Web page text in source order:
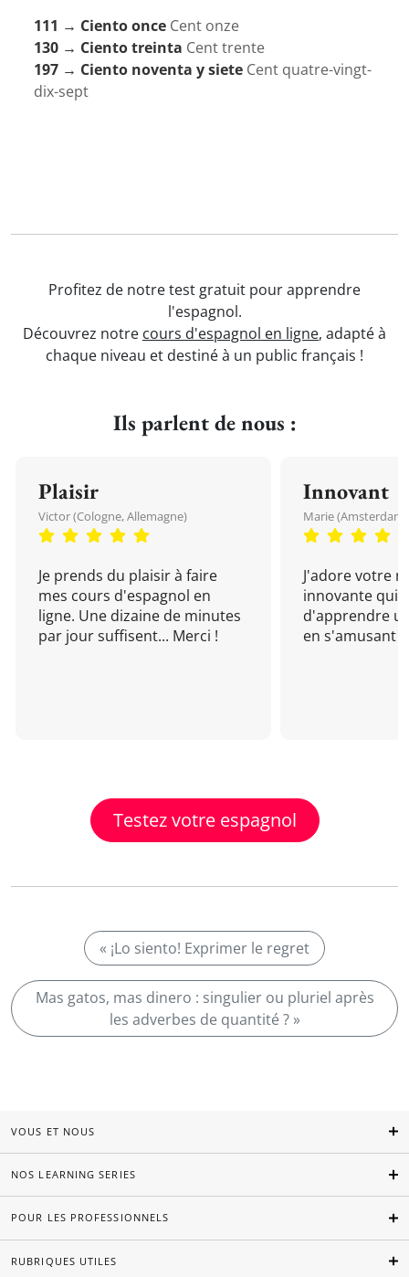
111 → Ciento once Cent onze
130 → Ciento treinta Cent trente
197 → Ciento noventa y siete Cent quatre-vingt-
dix-sept
Profitez de notre test gratuit pour apprendre
l'espagnol.
Découvrez notre cours d'espagnol en ligne, adapté à
chaque niveau et destiné à un public français !
Ils parlent de nous :
Plaisir
Victor (Cologne, Allemagne)
Je prends du plaisir à faire
mes cours d'espagnol en
ligne. Une dizaine de minutes
par jour suffisent... Merci !
Innovant
Marie (Amsterdam,
J'adore votre
innovante qui
d'apprendre
en s'amusant !
Testez votre espagnol
« ¡Lo siento! Exprimer le regret
Mas gatos, mas dinero : singulier ou pluriel après
les adverbes de quantité ? »
VOUS ET NOUS
NOS LEARNING SERIES
POUR LES PROFESSIONNELS
RUBRIQUES UTILES